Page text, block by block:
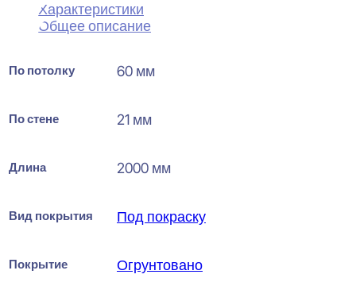
Характеристики
Общее описание
По потолку 60 мм
По стене 21 мм
Длина 2000 мм
Вид покрытия Под покраску
Покрытие Огрунтовано